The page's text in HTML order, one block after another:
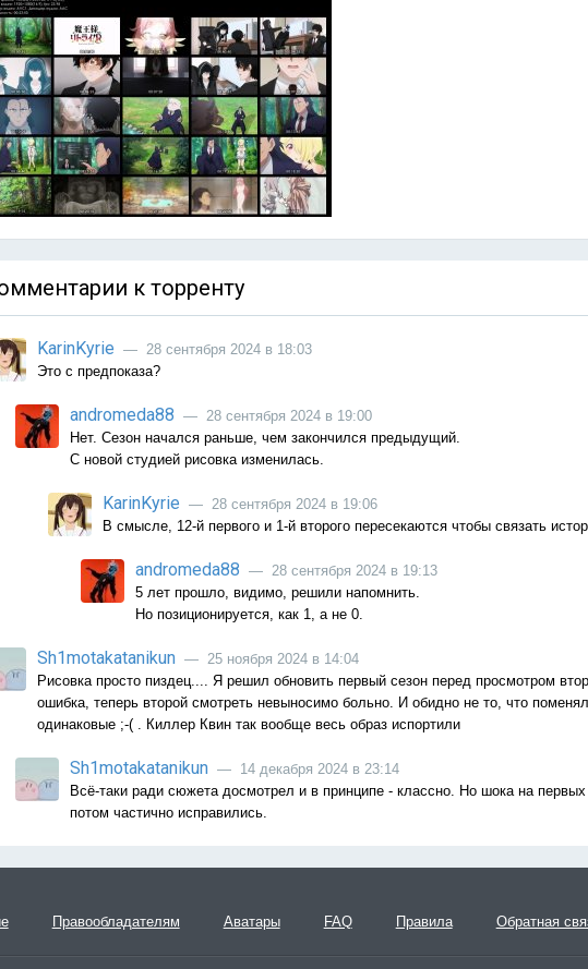
к торренту
KarinKyrie — 28 сентября 2024 в 18:03
Это с предпоказа?
andromeda88 — 28 сентября 2024 в 19:00
Нет. Сезон начался раньше, чем закончился предыдущий.
С новой студией рисовка изменилась.
KarinKyrie — 28 сентября 2024 в 19:06
В смысле, 12-й первого и 1-й второго пересекаются чтобы связать
andromeda88 — 28 сентября 2024 в 19:13
5 лет прошло, видимо, решили напомнить.
Но позиционируется, как 1, а не 0.
Sh1motakatanikun — 25 ноября 2024 в 14:04
Рисовка просто пиздец.... Я решил обновить первый сезон перед просмотром
ошибка, теперь второй смотреть невыносимо больно. И обидно не то, что
одинаковые ;-( . Киллер Квин так вообще весь образ испортили
Sh1motakatanikun — 14 декабря 2024 в 23:14
Всё-таки ради сюжета досмотрел и в принципе - классно. Но шока на первых
потом частично исправились.
Правообладателям Аватары FAQ Правила Обратная